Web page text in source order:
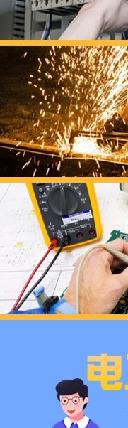
十
跟
浓